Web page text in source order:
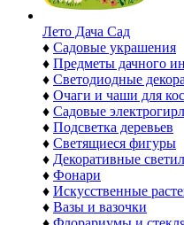
Лето Дача Сад
♦ Садовые украшения
♦ Предметы дачного
♦ Светодиодные
♦ Очаги и чаши для
♦ Садовые
♦ Подсветка деревьев
♦ Светящиеся фигуры
♦ Декоративные
♦ Фонари
♦ Искусственные
♦ Вазы и вазочки